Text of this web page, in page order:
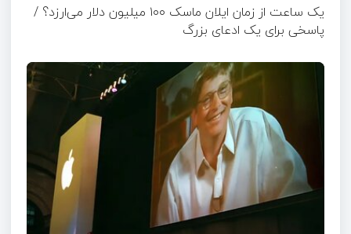
یک ساعت از زمان ایلان ماسک ۱۰۰ میلیون دلار می‌ارزد؟ /
پاسخی برای یک ادعای بزرگ